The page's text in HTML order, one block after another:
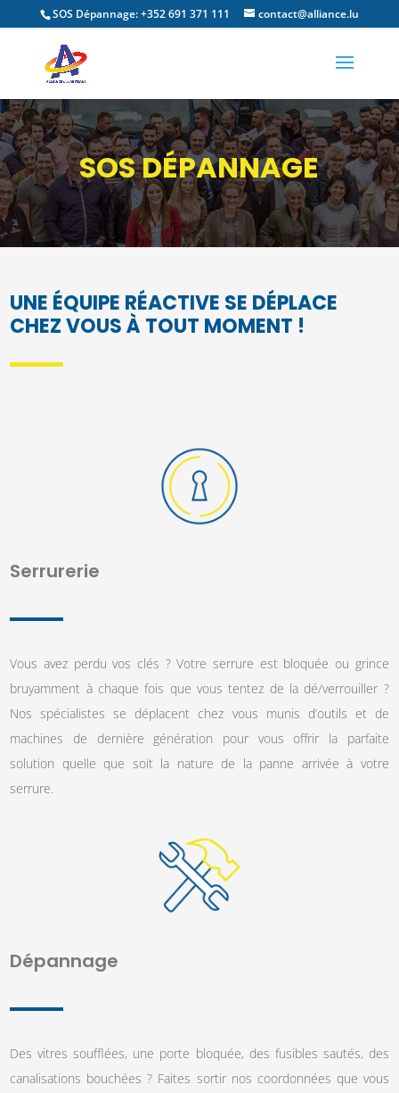
SOS Dépannage: +352 691 371 111 contact@alliance.lu
SOS DÉPANNAGE
UNE ÉQUIPE RÉACTIVE SE DÉPLACE
CHEZ VOUS À TOUT MOMENT !
Serrurerie
Vous avez perdu vos clés ? Votre serrure est bloquée ou grince
bruyamment à chaque fois que vous tentez de la dé/verrouiller ?
Nos spécialistes se déplacent chez vous munis d’outils et de
machines de dernière génération pour vous offrir la parfaite
solution quelle que soit la nature de la panne arrivée à votre
serrure.
Dépannage
Des vitres soufflées, une porte bloquée, des fusibles sautés, des
canalisations bouchées ? Faites sortir nos coordonnées que vous